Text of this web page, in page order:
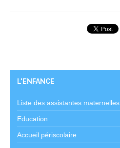
L'ENFANCE
Liste des assistantes maternelles
Education
Accueil périscolaire